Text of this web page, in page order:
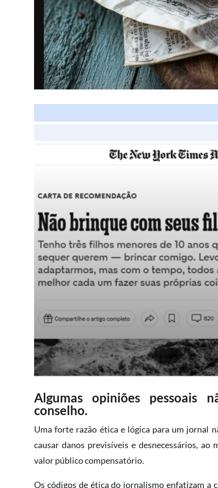
Algumas opiniões pessoais
conselho.
Uma forte razão ética e lógica para um jornal
causar danos previsíveis e desnecessários,
valor público compensatório.
Os códigos de ética do jornalismo enfatizam a